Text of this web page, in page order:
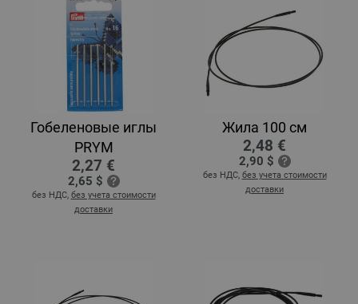
Гобеленовые иглы
PRYM
2,27 €
2,65 $
без НДС, без учета стоимости
доставки
Жила 100 см
2,48 €
2,90 $
без НДС, без учета стоимости
доставки